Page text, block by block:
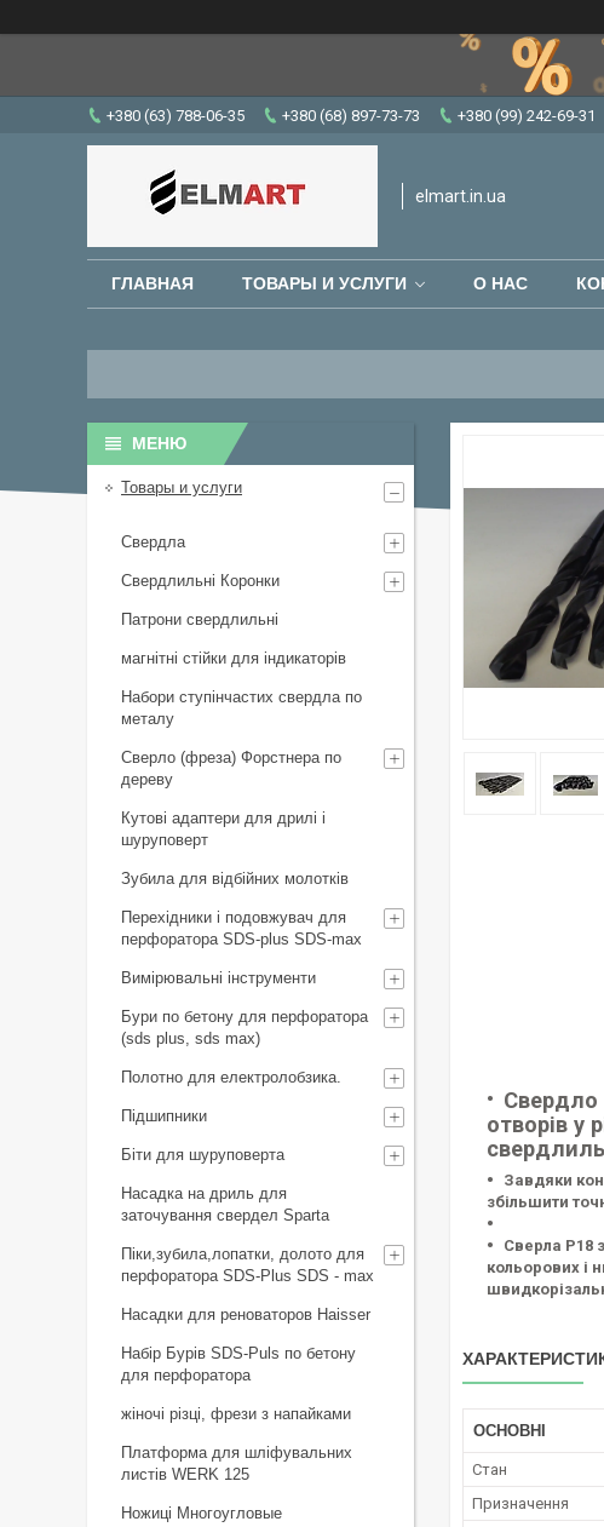
+380 (63) 788-06-35 +380 (68) 897-73-73 +380 (99) 242-69-31
elmart.in.ua
ГЛАВНАЯ ТОВАРЫ И УСЛУГИ О НАС
Свердло
отворів у
Завдяки
збільшити
Сверла P18
кольорових і
ОСНОВНІ
Стан
Призначення
Товары и услуги
Свердла
Свердлильні Коронки
Патрони свердлильні
магнітні стійки для індикаторів
Набори ступінчастих свердла по
металу
Сверло (фреза) Форстнера по
дереву
Кутові адаптери для дрилі і
шуруповерт
Зубила для відбійних молотків
Перехідники і подовжувач для
перфоратора SDS-plus SDS-max
Вимірювальні інструменти
Бури по бетону для перфоратора
(sds plus, sds max)
Полотно для електролобзика.
Підшипники
Біти для шуруповерта
Насадка на дриль для
заточування свердел Sparta
Піки,зубила,лопатки, долото для
перфоратора SDS-Plus SDS - max
Насадки для реноваторов Haisser
Набір Бурів SDS-Puls по бетону
для перфоратора
жіночі різці, фрези з напайками
Платформа для шліфувальних
листів WERK 125
Ножиці Многоугловые